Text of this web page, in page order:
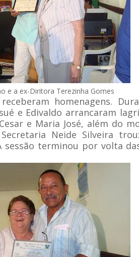
e a ex-Diritora Terezinha Gomes
homenagens.
e Edivaldo arrancaram
e Maria José, além do
Neide Silveira
sessão terminou por volta